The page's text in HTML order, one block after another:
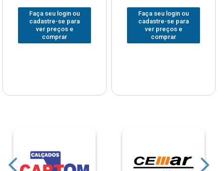
Faça seu login ou
cadastre-se para
ver preços e
comprar
Faça seu login ou
cadastre-se para
ver preços e
comprar